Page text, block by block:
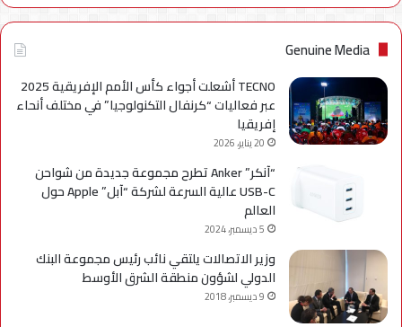
Genuine Media
TECNO أشعلت أجواء كأس الأمم الإفريقية 2025
عبر فعاليات “كرنفال التكنولوجيا” في مختلف أنحاء
إفريقيا
20 يناير، 2026
“آنكر” Anker تطرح مجموعة جديدة من شواحن
USB-C عالية السرعة لشركة “آبل” Apple حول
العالم
5 ديسمبر، 2024
وزير الاتصالات يلتقي نائب رئيس مجموعة البنك
الدولي لشؤون منطقة الشرق الأوسط
9 ديسمبر، 2018